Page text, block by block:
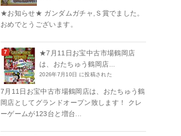
★お知らせ★ ガンダムガチャ,Ｓ賞でました。
おめでとうございます。
★7月11日お宝中古市場鶴岡店
は、おたちゅう鶴岡店...
2026年7月10日 に投稿された
7月11日お宝中古市場鶴岡店は、おたちゅう鶴
岡店としてグランドオープン致します！ クレ
ーゲームが123台と増台...